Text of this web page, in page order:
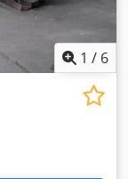
1 / 6